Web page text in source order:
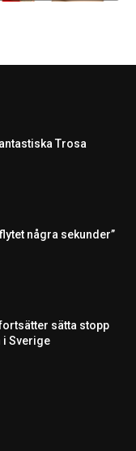
Trosa
några sekunder”
sätta stopp
Sverige